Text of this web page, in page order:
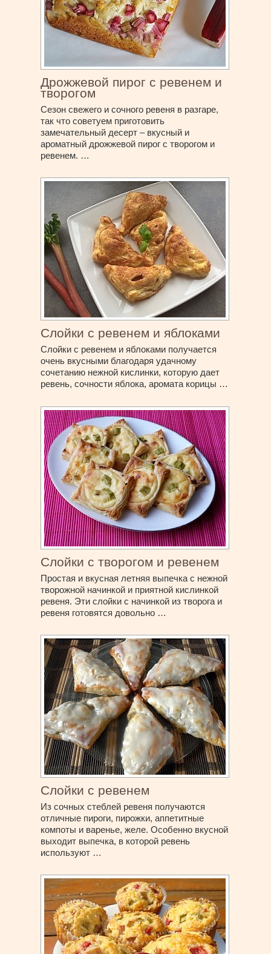
Дрожжевой пирог с ревенем и
творогом
Сезон свежего и сочного ревеня в разгаре,
так что советуем приготовить
замечательный десерт – вкусный и
ароматный дрожжевой пирог с творогом и
ревенем. …
Слойки с ревенем и яблоками
Слойки с ревенем и яблоками получается
очень вкусными благодаря удачному
сочетанию нежной кислинки, которую дает
ревень, сочности яблока, аромата корицы …
Слойки с творогом и ревенем
Простая и вкусная летняя выпечка с нежной
творожной начинкой и приятной кислинкой
ревеня. Эти слойки с начинкой из творога и
ревеня готовятся довольно …
Слойки с ревенем
Из сочных стеблей ревеня получаются
отличные пироги, пирожки, аппетитные
компоты и варенье, желе. Особенно вкусной
выходит выпечка, в которой ревень
используют …